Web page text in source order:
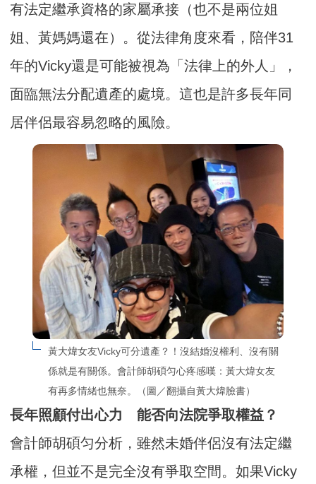
有法定繼承資格的家屬承接（也不是兩位姐
姐、黃媽媽還在）。從法律角度來看，陪伴31
年的Vicky還是可能被視為「法律上的外人」，
面臨無法分配遺產的處境。這也是許多長年同
居伴侶最容易忽略的風險。
黃大煒女友Vicky可分遺產？！沒結婚沒權利、沒有關
係就是有關係。會計師胡碩匀心疼感嘆：黃大煒女友
有再多情緒也無奈。（圖／翻攝自黃大煒臉書）
長年照顧付出心力 能否向法院爭取權益？
會計師胡碩匀分析，雖然未婚伴侶沒有法定繼
承權，但並不是完全沒有爭取空間。如果Vicky